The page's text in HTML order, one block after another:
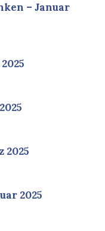
– Januar
2025
2025